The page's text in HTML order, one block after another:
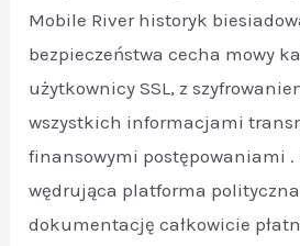
Mobile River historyk
bezpieczeństwa cecha mowy
użytkownicy SSL, z
wszystkich informacjami
finansowymi postępowaniami .
wędrująca platforma
dokumentację całkowicie